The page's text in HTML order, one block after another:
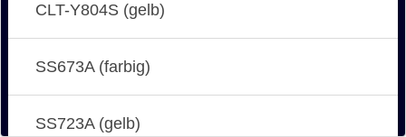
CLT-Y804S (gelb)
SS673A (farbig)
SS723A (gelb)